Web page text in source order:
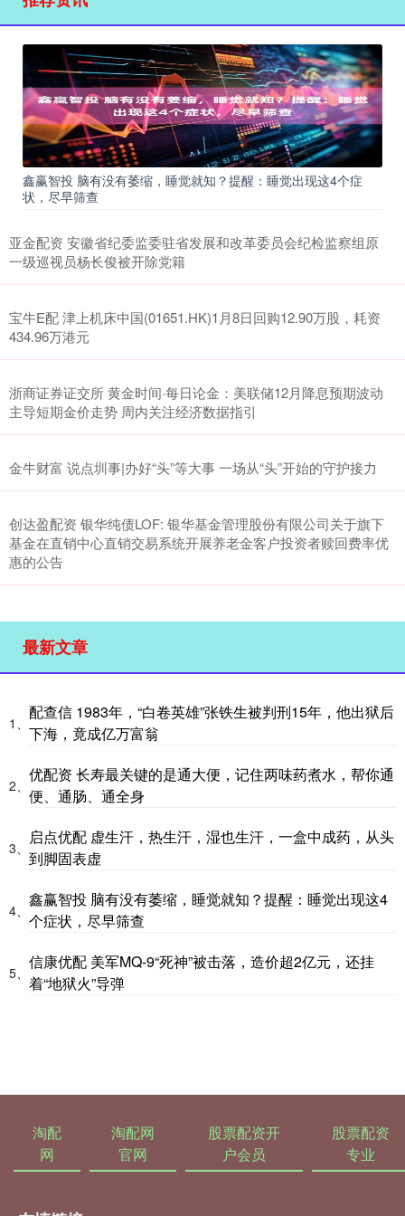
鑫赢智投 脑有没有萎缩，睡觉就知？提醒：睡觉出现这4个症
状，尽早筛查
亚金配资 安徽省纪委监委驻省发展和改革委员会纪检监察组原
一级巡视员杨长俊被开除党籍
宝牛E配 津上机床中国(01651.HK)1月8日回购12.90万股，耗资
434.96万港元
浙商证券证交所 黄金时间·每日论金：美联储12月降息预期波动
主导短期金价走势 周内关注经济数据指引
金牛财富 说点圳事|办好“头”等大事 一场从“头”开始的守护接力
创达盈配资 银华纯债LOF: 银华基金管理股份有限公司关于旗下
基金在直销中心直销交易系统开展养老金客户投资者赎回费率优
惠的公告
最新文章
1、
配查信 1983年，“白卷英雄”张铁生被判刑15年，他出狱后
下海，竟成亿万富翁
2、
优配资 长寿最关键的是通大便，记住两味药煮水，帮你通
便、通肠、通全身
3、
启点优配 虚生汗，热生汗，湿也生汗，一盒中成药，从头
到脚固表虚
4、
鑫赢智投 脑有没有萎缩，睡觉就知？提醒：睡觉出现这4
个症状，尽早筛查
5、
信康优配 美军MQ-9“死神”被击落，造价超2亿元，还挂
着“地狱火”导弹
淘配
网
淘配网
官网
股票配资开
户会员
股票配资
专业